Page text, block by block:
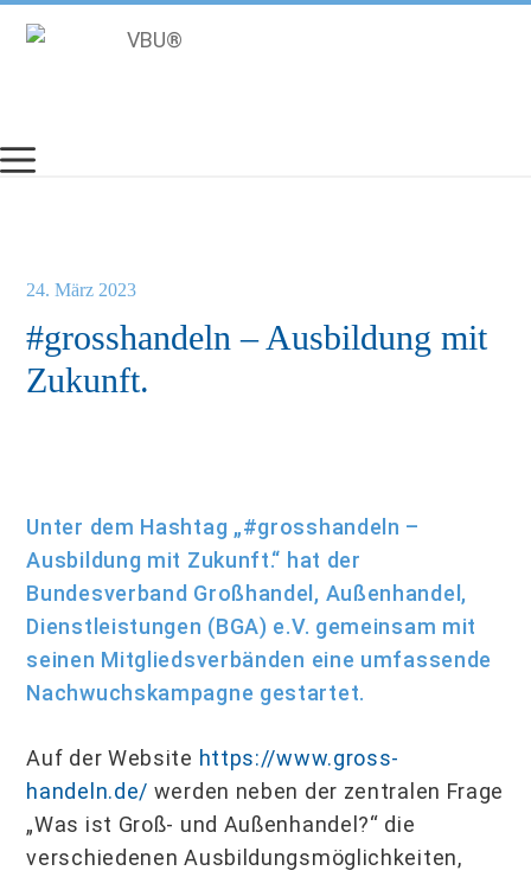
Inhalt
#grosshandeln – Ausbildung mit
Zukunft.
24. März 2023
Unter dem Hashtag „#grosshandeln –
Ausbildung mit Zukunft.“ hat der
Bundesverband Großhandel, Außenhandel,
Dienstleistungen (BGA) e.V. gemeinsam mit
seinen Mitgliedsverbänden eine umfassende
Nachwuchskampagne gestartet.
Auf der Website https://www.gross-
handeln.de/ werden neben der zentralen Frage
„Was ist Groß- und Außenhandel?“ die
verschiedenen Ausbildungsmöglichkeiten,